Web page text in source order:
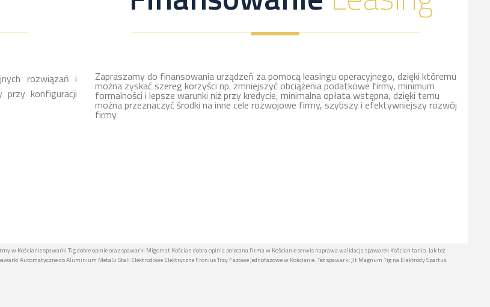
rozwiązań i
przy konfiguracji
Zapraszamy do finansowania urządzeń za pomocą leasingu operacyjnego, dzięki któremu
można zyskać szereg korzyści np. zmniejszyć obciążenia podatkowe firmy, minimum
formalności i lepsze warunki niż przy kredycie, minimalna opłata wstępna, dzięki temu
można przeznaczyć środki na inne cele rozwojowe firmy, szybszy i efektywniejszy rozwój
firmy
w Kościanie spawarki Tig dobre opinie oraz spawarki Migomat Kościan dobra opinia polecana firma w Kościanie serwis naprawa walidacja spawarek Kościan tanio. Jak też
Automatyczne do Aluminium Metalu Stali Elektrodowe Elektryczne Fronius Trzy Fazowe Jednofazowe w Kościanie. Też spawarki Jlt Magnum Tig na Elektrody Spartus